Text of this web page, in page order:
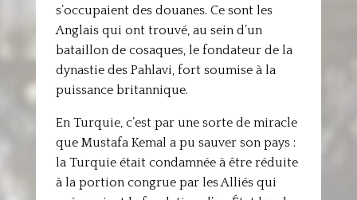
s’occupaient des douanes. Ce sont les
Anglais qui ont trouvé, au sein d’un
bataillon de cosaques, le fondateur de la
dynastie des Pahlavi, fort soumise à la
puissance britannique.
En Turquie, c’est par une sorte de miracle
que Mustafa Kemal a pu sauver son pays :
la Turquie était condamnée à être réduite
à la portion congrue par les Alliés qui